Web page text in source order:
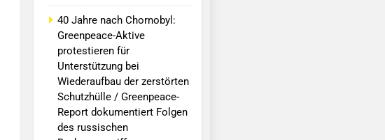
40 Jahre nach Chornobyl:
Greenpeace-Aktive
protestieren für
Unterstützung bei
Wiederaufbau der zerstörten
Schutzhülle / Greenpeace-
Report dokumentiert Folgen
des russischen